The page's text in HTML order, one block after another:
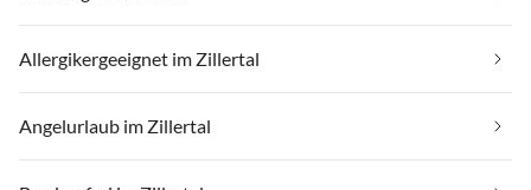
Allergikergeeignet im Zillertal
Angelurlaub im Zillertal